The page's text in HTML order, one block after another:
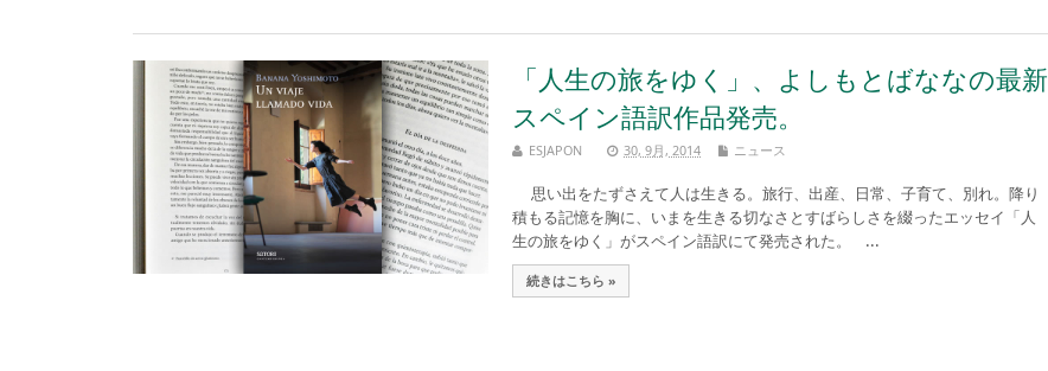
「人生の旅をゆく」、よしもとばななの最新
スペイン語訳作品発売。
ESJAPON 30, 9月, 2014 ニュース
思い出をたずさえて人は生きる。旅行、出産、日常、子育て、別れ。降り
積もる記憶を胸に、いまを生きる切なさとすばらしさを綴ったエッセイ「人
生の旅をゆく」がスペイン語訳にて発売された。 ...
続きはこちら »